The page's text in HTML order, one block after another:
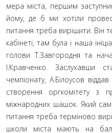
мера міста, першим
йому, де б ми хотіли
питання треба вирішити. Він
кабінеті, там була і наша
голови Т.Завгородня та
І.Кравченко. Заслухавши
чемпіонату, А.Білоусов
створення оргкомітету з
міжнародних шашок. Який сам
питання треба терміново
школи міста мають на